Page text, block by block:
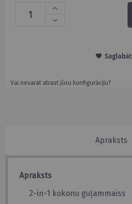
Saglabāt
Vai nevarat atrast jūsu konfigurāciju?
Apraksts
Apraksts
2-in-1 kokonu guļammaiss